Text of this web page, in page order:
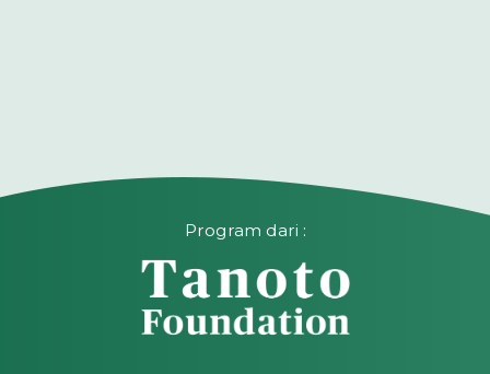
Program dari :